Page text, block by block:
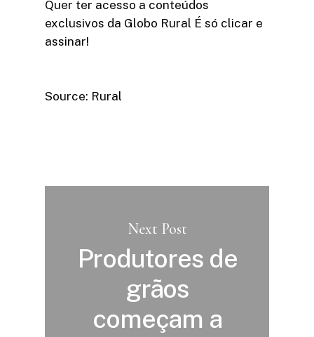
Quer ter acesso a conteúdos
exclusivos da Globo Rural É só clicar e
assinar!​
Source: Rural
Next Post
Produtores de
grãos
começam a